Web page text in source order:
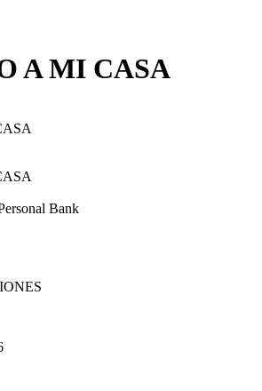
A MI CASA